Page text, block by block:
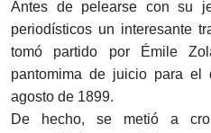
Antes de pelearse con su
periodísticos un interesante
tomó partido por Émile
pantomima de juicio para el
agosto de 1899.
De hecho, se metió a